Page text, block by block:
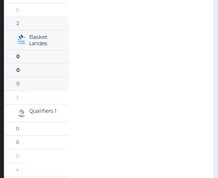
0
2
Basket
Landes
0
0
0
3
Qualifiers 1
0
0
0
4